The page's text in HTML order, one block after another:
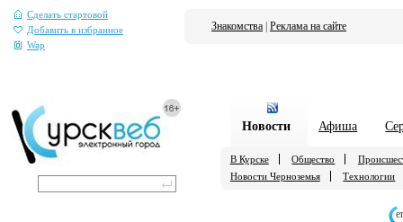
Сделать стартовой
Добавить в избранное
Wap
Знакомства Реклама на сайте
Новости Афиша
В Курске Общество
Новости Черноземья
Технологии